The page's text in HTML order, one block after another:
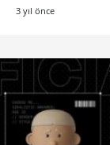
3 yıl önce